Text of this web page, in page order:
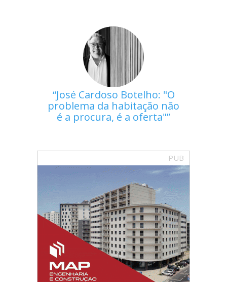
José Cardoso Botelho: "O
problema da habitação não
é a procura, é a oferta"
PUB